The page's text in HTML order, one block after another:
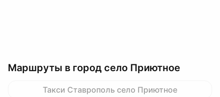
Маршруты в город село Приютное
Такси Ставрополь село Приютное